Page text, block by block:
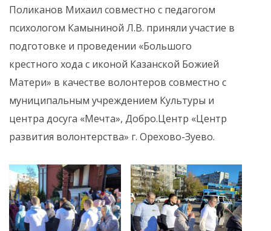
Поликанов Михаил совместно с педагогом
психологом Камыниной Л.В. приняли участие в
подготовке и проведении «Большого
крестного хода с иконой Казанской Божией
Матери» в качестве волонтеров совместно с
муниципальным учреждением Культуры и
центра досуга «Мечта», Добро.Центр «Центр
развития волонтерства» г. Орехово-Зуево.